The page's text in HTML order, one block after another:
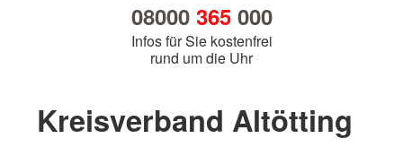
08000 365000
Infos für Sie kostenfrei
rund um die Uhr
Kreisverband Altötting